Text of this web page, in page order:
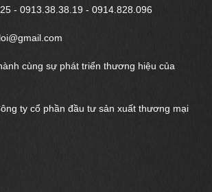
- 0913.38.38.19 - 0914.828.096
cùng sự phát triển thương hiệu của
ty cổ phần đầu tư sản xuất thương mại